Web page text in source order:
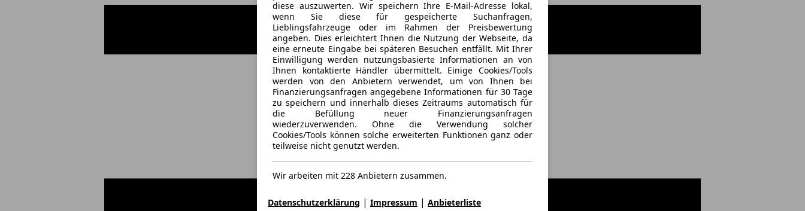
diese auszuwerten. Wir speichern Ihre E-Mail-Adresse lokal,
wenn Sie diese für gespeicherte Suchanfragen,
Lieblingsfahrzeuge oder im Rahmen der Preisbewertung
angeben. Dies erleichtert Ihnen die Nutzung der Webseite, da
eine erneute Eingabe bei späteren Besuchen entfällt. Mit Ihrer
Einwilligung werden nutzungsbasierte Informationen an von
Ihnen kontaktierte Händler übermittelt. Einige Cookies/Tools
werden von den Anbietern verwendet, um von Ihnen bei
Finanzierungsanfragen angegebene Informationen für 30 Tage
zu speichern und innerhalb dieses Zeitraums automatisch für
die Befüllung neuer Finanzierungsanfragen
wiederzuverwenden. Ohne die Verwendung solcher
Cookies/Tools können solche erweiterten Funktionen ganz oder
teilweise nicht genutzt werden.
Wir arbeiten mit 228 Anbietern zusammen.
Datenschutzerklärung | Impressum | Anbieterliste